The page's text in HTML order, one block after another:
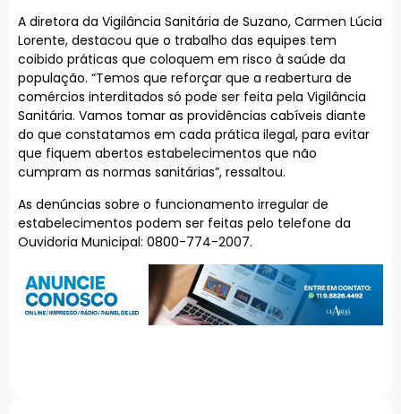
A diretora da Vigilância Sanitária de Suzano, Carmen Lúcia
Lorente, destacou que o trabalho das equipes tem
coibido práticas que coloquem em risco à saúde da
população. “Temos que reforçar que a reabertura de
comércios interditados só pode ser feita pela Vigilância
Sanitária. Vamos tomar as providências cabíveis diante
do que constatamos em cada prática ilegal, para evitar
que fiquem abertos estabelecimentos que não
cumpram as normas sanitárias”, ressaltou.
As denúncias sobre o funcionamento irregular de
estabelecimentos podem ser feitas pelo telefone da
Ouvidoria Municipal: 0800-774-2007.